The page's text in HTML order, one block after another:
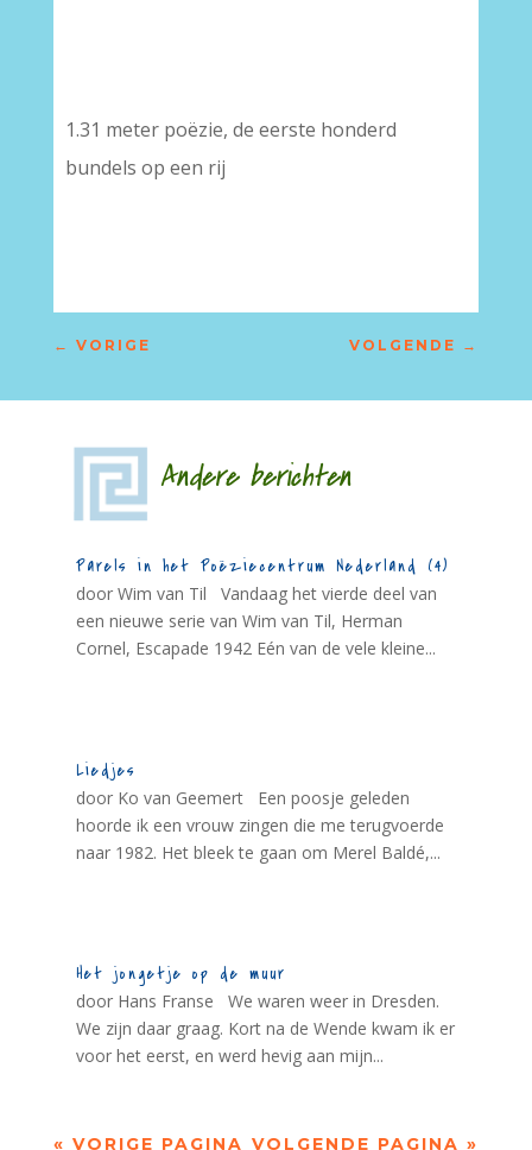
1.31 meter poëzie, de eerste honderd
bundels op een rij
← VORIGE VOLGENDE →
Andere berichten
Parels in het Poëziecentrum Nederland (4)
door Wim van Til Vandaag het vierde deel van
een nieuwe serie van Wim van Til, Herman
Cornel, Escapade 1942 Eén van de vele kleine...
Liedjes
door Ko van Geemert Een poosje geleden
hoorde ik een vrouw zingen die me terugvoerde
naar 1982. Het bleek te gaan om Merel Baldé,...
Het jongetje op de muur
door Hans Franse We waren weer in Dresden.
We zijn daar graag. Kort na de Wende kwam ik er
voor het eerst, en werd hevig aan mijn...
« VORIGE PAGINA VOLGENDE PAGINA »